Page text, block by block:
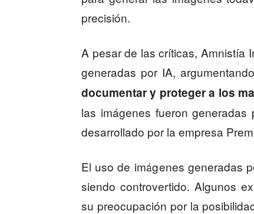
precisión.
A pesar de las críticas, Amnistía
generadas por IA,
documentar y proteger a los
las imágenes fueron
desarrollado por la empresa
El uso de imágenes generadas
siendo controvertido. Algunos
su preocupación por la